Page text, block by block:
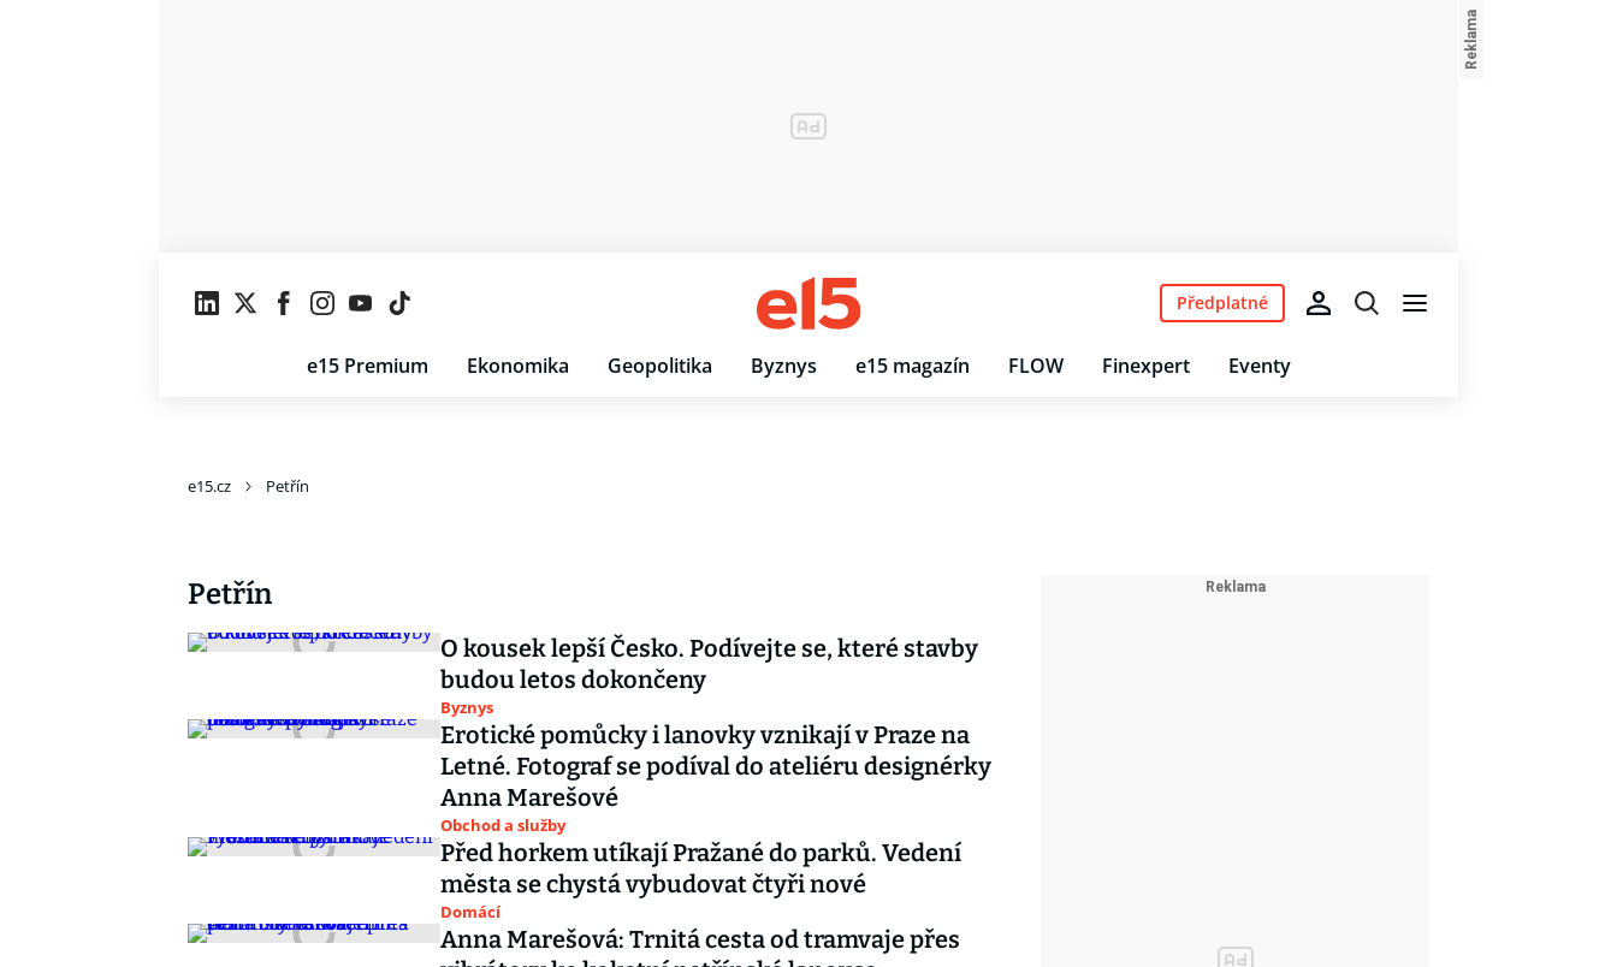
e15 Premium Ekonomika Geopolitika Byznys e15 magazín FLOW Finexpert Eventy
Předplatné
e15.cz Petřín
Petřín
O kousek lepší Česko. Podívejte se, které stavby
budou letos dokončeny
Byznys
Erotické pomůcky i lanovky vznikají v Praze na
Letné. Fotograf se podíval do ateliéru designérky
Anna Marešové
Obchod a služby
Před horkem utíkají Pražané do parků. Vedení
města se chystá vybudovat čtyři nové
Domácí
Anna Marešová: Trnitá cesta od tramvaje přes